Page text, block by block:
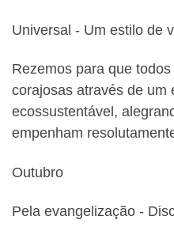
Universal ‐ Um estilo de
Rezemos para que
corajosas através de um
ecossustentável,
empenham
Outubro
Pela evangelização ‐